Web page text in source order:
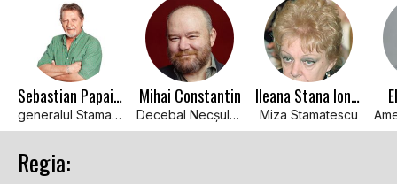
Sebastian Papaiani
generalul Stamatescu
Mihai Constantin
Decebal Necșulescu
Ileana Stana Ionescu
Miza Stamatescu
Regia: